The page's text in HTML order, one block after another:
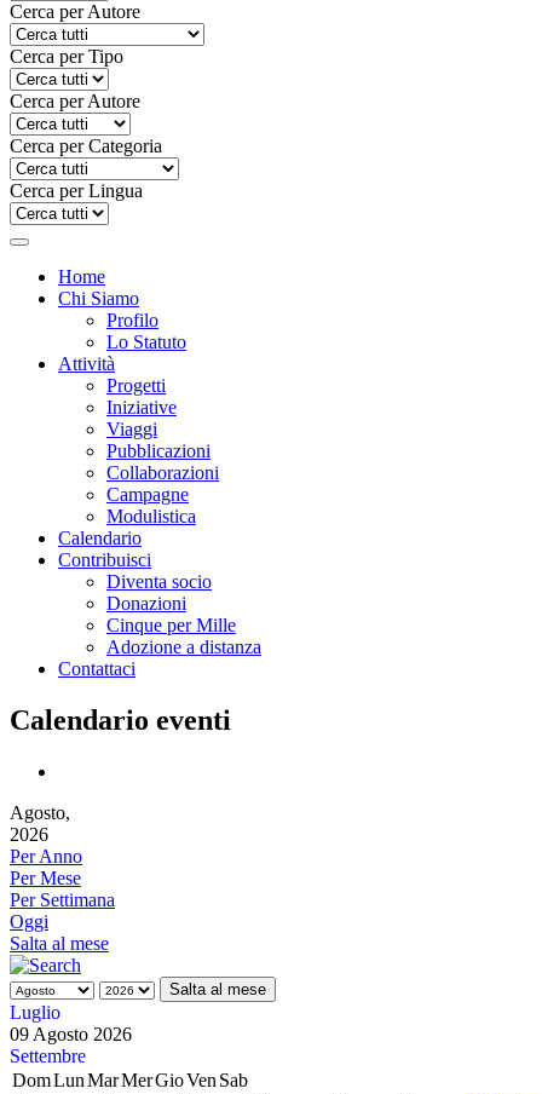
Cerca per Autore
Cerca per Tipo
Cerca per Autore
Cerca per Categoria
Cerca per Lingua
Home
Chi Siamo
Profilo
Lo Statuto
Attività
Progetti
Iniziative
Viaggi
Pubblicazioni
Collaborazioni
Campagne
Modulistica
Calendario
Contribuisci
Diventa socio
Donazioni
Cinque per Mille
Adozione a distanza
Contattaci
Calendario eventi
Agosto,
2026
Per Anno
Per Mese
Per Settimana
Oggi
Salta al mese
Salta al mese
Luglio
09 Agosto 2026
Settembre
DomLunMarMerGioVen Sab